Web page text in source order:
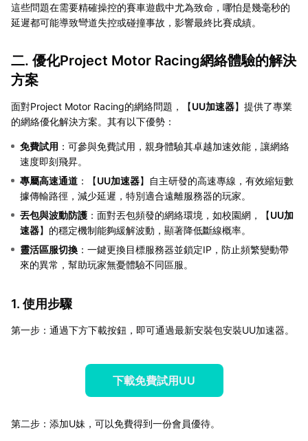
這些問題在需要精確操控的賽車遊戲中尤為致命，哪怕是幾毫秒的
延遲都可能導致彎道失控或碰撞事故，影響最終比賽成績。
二. 優化Project Motor Racing網絡體驗的解決
方案
面對Project Motor Racing的網絡問題，【UU加速器】提供了專業
的網絡優化解決方案。其有以下優勢：
免費試用 ：可參與免費試用，親身體驗其卓越加速效能，讓網絡
速度即刻飛昇。
專屬高速通道 ：【UU加速器】自主研發的高速專線，有效縮短數
據傳輸路徑，減少延遲，特別適合遠離服務器的玩家。
丟包與波動防護 ：面對丟包頻發的網絡環境，如校園網，【UU加
速器】的穩定機制能夠緩解波動，顯著降低斷線概率。
靈活區服切換 ：一鍵更換目標服務器並鎖定IP，防止頻繁變動帶
來的異常，幫助玩家無憂體驗不同區服。
1. 使用步驟
第一步：通過下方下載按鈕，即可通過最新安裝包安裝UU加速器。
下載免費試用UU
第二步：添加U妹，可以免費得到一份會員優待。